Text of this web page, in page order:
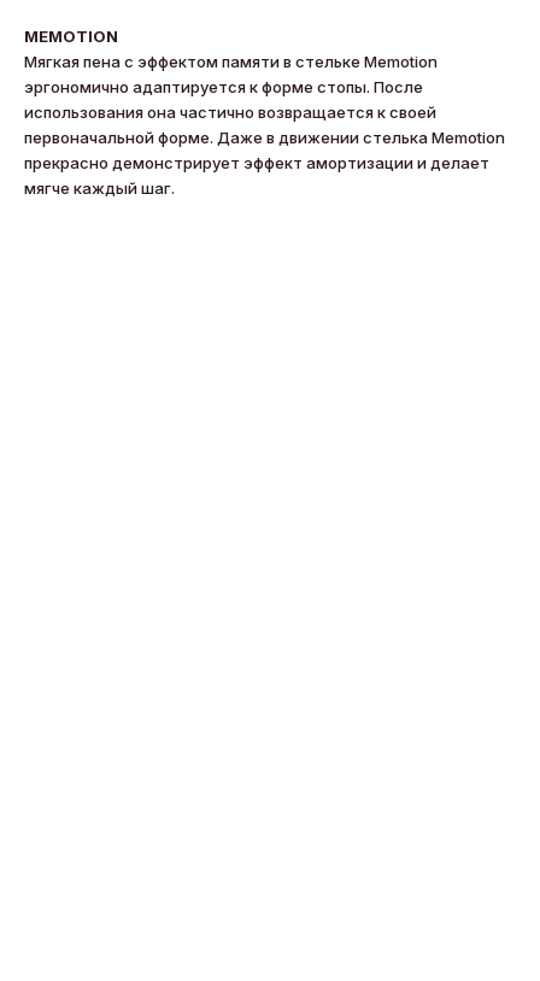
MEMOTION
Мягкая пена с эффектом памяти в стельке Memotion
эргономично адаптируется к форме стопы. После
использования она частично возвращается к своей
первоначальной форме. Даже в движении стелька Memotion
прекрасно демонстрирует эффект амортизации и делает
мягче каждый шаг.